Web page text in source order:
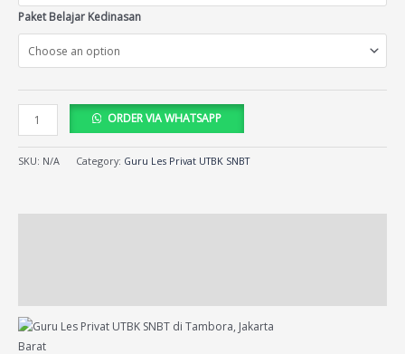
Paket Belajar Kedinasan
ORDER VIA WHATSAPP
SKU: N/A Category: Guru Les Privat UTBK SNBT